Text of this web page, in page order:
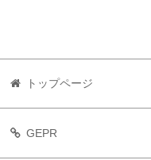
トップページ
GEPR